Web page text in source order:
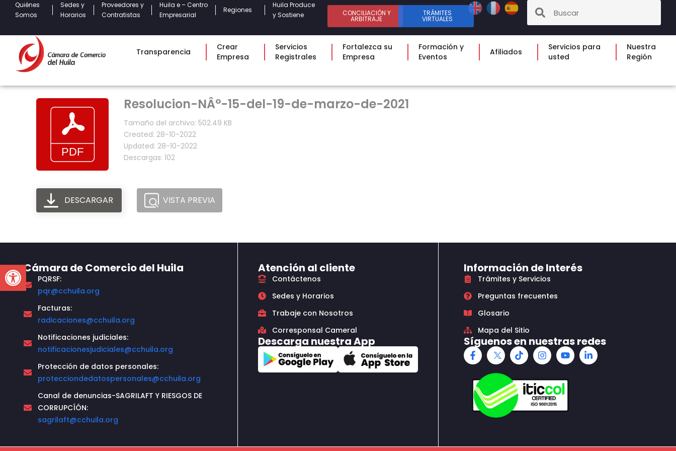
Open toolbar
Quiénes
Somos
Sedes y
Horarios
Proveedores y
Contratistas
Huila e – Centro
Empresarial
Regiones
Huila Produce
y Sostiene
CONCILIACIÓN Y
ARBITRAJE
TRÁMITES
VIRTUALES
Transparencia
Crear
Empresa
Servicios
Registrales
Fortalezca su
Empresa
Formación y
Eventos
Afiliados
Servicios para
usted
Nuestra
Región
Resolucion-NÂ°-15-del-19-de-marzo-de-2021
Tamaño del archivo: 502.49 KB
Created: 28-10-2022
Updated: 28-10-2022
Descargas: 102
DESCARGAR VISTA PREVIA
Cámara de Comercio del Huila
PQRSF:
pqr@cchuila.org
Facturas:
radicaciones@cchuila.org
Notificaciones judiciales:
notificacionesjudiciales@cchuila.org
Protección de datos personales:
protecciondedatospersonales@cchuila.org
Canal de denuncias-SAGRILAFT Y RIESGOS DE
CORRUPCÍÓN:
sagrilaft@cchuila.org
Atención al cliente
Contáctenos
Sedes y Horarios
Trabaje con Nosotros
Corresponsal Cameral
Descarga nuestra App
Información de Interés
Trámites y Servicios
Preguntas frecuentes
Glosario
Mapa del Sitio
Síguenos en nuestras redes